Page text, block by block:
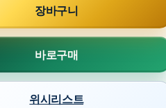
바로구매
장바구니
위시리스트